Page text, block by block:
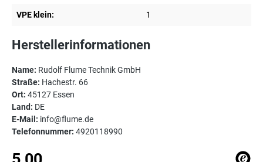
VPE klein: 1
Herstellerinformationen
Name: Rudolf Flume Technik GmbH
Straße: Hachestr. 66
Ort: 45127 Essen
Land: DE
E-Mail: info@flume.de
Telefonnummer: 4920118990